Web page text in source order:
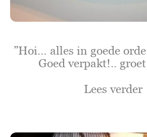
”Hoi… alles in goede
Goed verpakt!..
Lees verder